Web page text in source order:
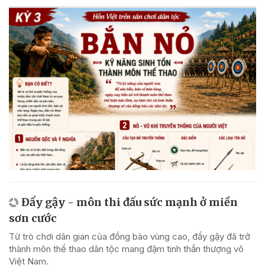
Đẩy gậy - môn thi đấu sức mạnh ở miền
sơn cước
Từ trò chơi dân gian của đồng bào vùng cao, đẩy gậy đã trở
thành môn thể thao dân tộc mang đậm tinh thần thượng võ
Việt Nam.